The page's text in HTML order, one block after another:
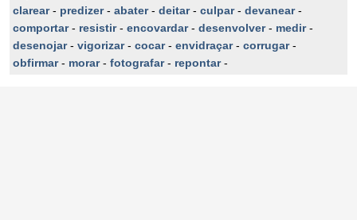
clarear- predizer- abater- deitar- culpar- devanear-
comportar- resistir- encovardar- desenvolver- medir-
desenojar- vigorizar- cocar- envidraçar- corrugar-
obfirmar- morar- fotografar- repontar-